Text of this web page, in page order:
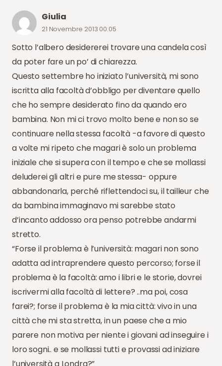
Giulia
21 Novembre 2013 00:05
Sotto l’albero desidererei trovare una candela così
da poter fare un po’ di chiarezza.
Questo settembre ho iniziato l’università, mi sono
iscritta alla facoltà d’obbligo per diventare quello
che ho sempre desiderato fino da quando ero
bambina. Non mi ci trovo molto bene e non so se
continuare nella stessa facoltà -a favore di questo
a volte mi ripeto che magari è solo un problema
iniziale che si supera con il tempo e che se mollassi
deluderei gli altri e pure me stessa- oppure
abbandonarla, perché riflettendoci su, il tailleur che
da bambina immaginavo mi sarebbe stato
d’incanto addosso ora penso potrebbe andarmi
stretto.
“Forse il problema è l’università: magari non sono
adatta ad intraprendere questo percorso; forse il
problema è la facoltà: amo i libri e le storie, dovrei
iscrivermi alla facoltà di lettere? ..ma poi, cosa
farei?; forse il problema è la mia città: vivo in una
città che mi sta stretta, in un paese che a mio
parere non motiva per niente i giovani ad inseguire i
loro sogni.. e se mollassi tutti e provassi ad iniziare
l’università a Londra?”